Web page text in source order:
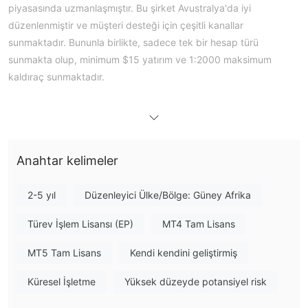
piyasasında uzmanlaşmıştır. Bu şirket Avustralya'da iyi
düzenlenmiştir ve müşteri desteği için çeşitli kanallar
sunmaktadır. Bununla birlikte, sadece tek bir hesap türü
sunmakta olup, minimum $15 yatırım ve 1:2000 maksimum
kaldıraç sunmaktadır.
aktif olduğunu göstermektedir.
Loyal Primus Üzerinde Ne İşlem Yapabilirim?
future'lar , metal'ler, emtia'lar forexbulunmaktadır.
Hesap Türü ve Ücretler
Loyal Primus bir tür hesap sunmaktadır:
Standart Hesap
Anahtar kelimeler
2-5 yıl Düzenleyici Ülke/Bölge: Güney Afrika
Türev İşlem Lisansı (EP) MT4 Tam Lisans
MT5 Tam Lisans Kendi kendini geliştirmiş
Küresel İşletme Yüksek düzeyde potansiyel risk